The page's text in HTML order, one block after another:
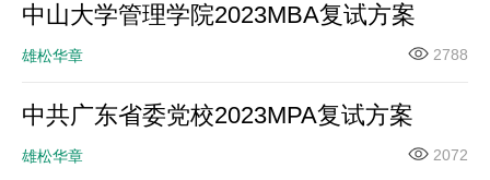
中山大学管理学院2023MBA复试方案
雄松华章 2788
中共广东省委党校2023MPA复试方案
雄松华章 2072